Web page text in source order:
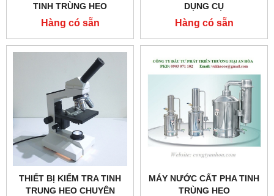
TINH TRÙNG HEO
Hàng có sẵn
DỤNG CỤ
Hàng có sẵn
THIẾT BỊ KIỂM TRA TINH
TRUNG HEO CHUYÊN
MÁY NƯỚC CẤT PHA TINH
TRÙNG HEO